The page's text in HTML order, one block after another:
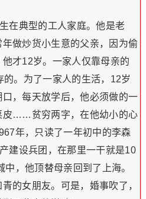
在典型的工人家庭。他是老
做炒货小生意的父亲，因为偷
才12岁。一家人仅靠母亲的
。为了一家人的生活，12岁
，每天放学后，他必须做的一
皮……贫穷两字，在他幼小的心
年，只读了一年初中的李森
建设兵团，在那里一干就是10
，他顶替母亲回到了上海。
的女朋友。可是，婚事吹了，